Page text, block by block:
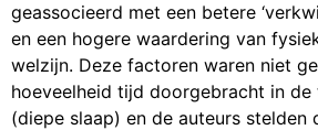
geassocieerd met een betere
en een hogere waardering van
welzijn. Deze factoren waren niet
hoeveelheid tijd doorgebracht in
(diepe slaap) en de auteurs stelden